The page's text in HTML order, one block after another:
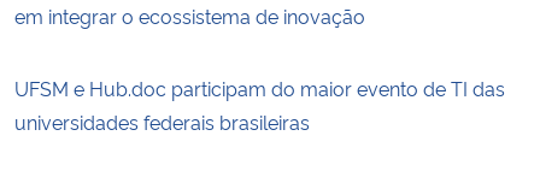
em integrar o ecossistema de inovação
UFSM e Hub.doc participam do maior evento de TI das
universidades federais brasileiras